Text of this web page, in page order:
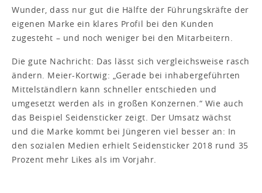
Wunder, dass nur gut die Hälfte der Führungskräfte der
eigenen Marke ein klares Profil bei den Kunden
zugesteht – und noch weniger bei den Mitarbeitern.
Die gute Nachricht: Das lässt sich vergleichsweise rasch
ändern. Meier-Kortwig: „Gerade bei inhabergeführten
Mittelständlern kann schneller entschieden und
umgesetzt werden als in großen Konzernen.“ Wie auch
das Beispiel Seidensticker zeigt. Der Umsatz wächst
und die Marke kommt bei Jüngeren viel besser an: In
den sozialen Medien erhielt Seidensticker 2018 rund 35
Prozent mehr Likes als im Vorjahr.